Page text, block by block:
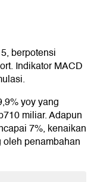
berpotensi
Indikator MACD
yoy yang
miliar. Adapun
7%, kenaikan
penambahan